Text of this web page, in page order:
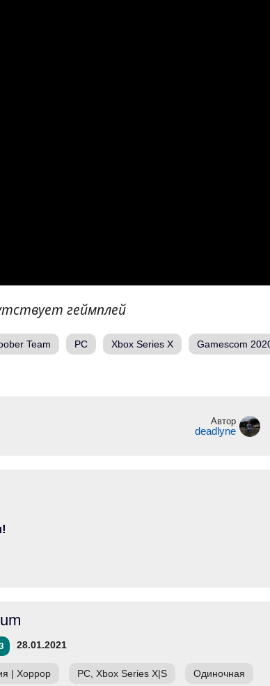
геймплей
Team PC Xbox Series X Gamescom
Автор
deadlyne
28.01.2021
| Хоррор PC, Xbox Series X|S Одиночная